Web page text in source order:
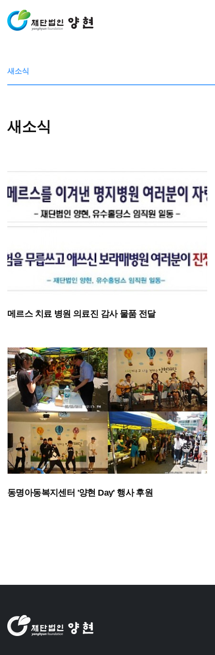
새소식
새소식
메르스 치료 병원 의료진 감사 물품 전달
동명아동복지센터 '양현 Day' 행사 후원